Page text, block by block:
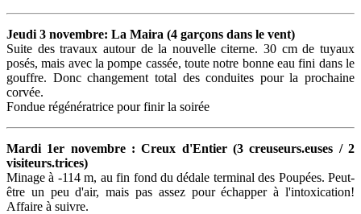
Jeudi 3 novembre: La Maira (4 garçons dans le vent)
Suite des travaux autour de la nouvelle citerne. 30 cm de tuyaux
posés, mais avec la pompe cassée, toute notre bonne eau fini dans le
gouffre. Donc changement total des conduites pour la prochaine
corvée.
Fondue régénératrice pour finir la soirée
Mardi 1er novembre : Creux d'Entier (3 creuseurs.euses / 2
visiteurs.trices)
Minage à -114 m, au fin fond du dédale terminal des Poupées. Peut-
être un peu d'air, mais pas assez pour échapper à l'intoxication!
Affaire à suivre.